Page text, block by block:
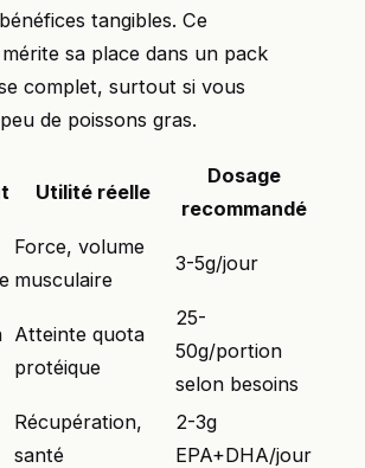
tangibles. Ce
sa place dans un pack
complet, surtout si vous
de poissons gras.
Utilité réelle
Dosage
recommandé
Force, volume
musculaire
3-5g/jour
Atteinte quota
protéique
25-
50g/portion
selon besoins
Récupération,
santé
2-3g
EPA+DHA/jour